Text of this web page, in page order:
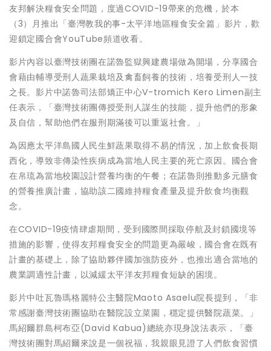
友邦解決糧食安全問題，度過COVID-19帶來的危機，於本
（3）月推出「臺灣教我的事-太平洋地區糧食安全篇」影片，歡
迎鎖定國合會YouTube頻道收看。
影片內容以臺灣技術團在諾魯監獄興建農場做為開場，分享國合
會藉由輔導受刑人蔬果栽培及禽畜飼養的技術，培養受刑人一技
之長。影片中諾魯司法部矯正中心V-tromich Kero Limen副主
任表示，「臺灣技術團傳授受刑人謀生的技能，提升他們的形象
及自信，幫助他們在服刑期滿後可以重返社會。」
為因應太平洋島國人民生鮮蔬果取得不易的情況，加上飲食長期
西化，導致非傳染性疾病成為當地人民主要的死亡原因。國合會
在帛琉為當地校園設計營養均衡的午餐；在諾魯則推動多元膳食
的營養推廣計畫，協助該二國維持糧食產量及提升飲食均衡觀
念。
在COVID-19疫情肆虐期間，受到國際間採取停航及封鎖國境等
措施的影響，使得友邦糧食安全的問題更為嚴峻，國合會在既有
計畫的基礎上，除了協助夥伴國加強防疫外，也推出適合當地的
農業調適性計畫，以減緩太平洋友邦糧食短缺的困境。
影片中吐瓦魯瑪格麗特公主醫院Maoto Asaelu院長提到，「非
常感謝臺灣技術團協助在醫院設立菜園，穩定提供醫院蔬菜。」
馬紹爾群島柯布亞(David Kabua)總統亦現身說法表示，「臺
灣技術團對馬紹爾來說是一個祝福，我親眼見證了人們飲食習慣